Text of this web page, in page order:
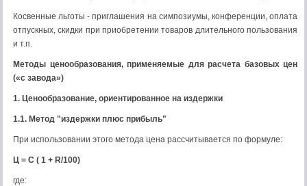
Косвенные льготы - приглашения на симпозиумы, конференции, оплата
отпускных, скидки при приобретении товаров длительного пользования
и т.п.
Методы ценообразования, применяемые для расчета базовых цен
(«с завода»)
1. Ценообразование, ориентированное на издержки
1.1. Метод "издержки плюс прибыль"
При использовании этого метода цена рассчитывается по формуле:
Ц = С ( 1 + R/100)
где: